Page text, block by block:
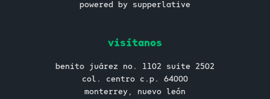
powered by supperlative
visítanos
benito juárez no. 1102 suite 2502
col. centro c.p. 64000
monterrey, nuevo león